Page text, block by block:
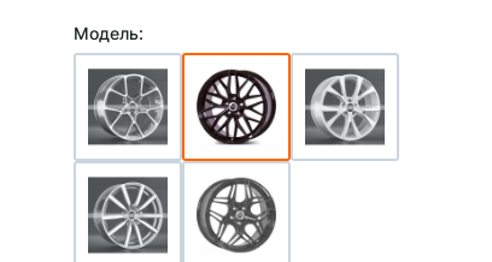
Модель: